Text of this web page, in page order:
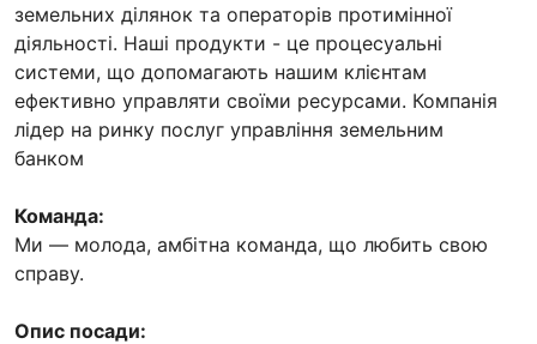
земельних ділянок та операторів протимінної
діяльності. Наші продукти - це процесуальні
системи, що допомагають нашим клієнтам
ефективно управляти своїми ресурсами. Компанія
лідер на ринку послуг управління земельним
банком
Команда:
Ми — молода, амбітна команда, що любить свою
справу.
Опис посади: